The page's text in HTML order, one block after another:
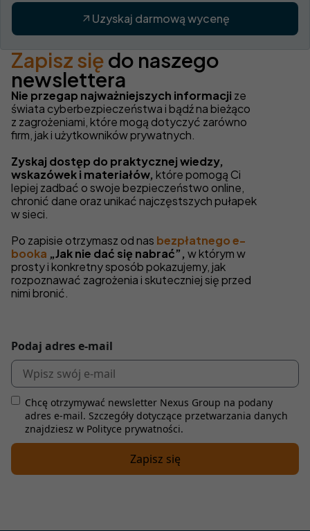
Uzyskaj darmową wycenę
Zapisz siędo naszego
newslettera
Nie przegap najważniejszych informacji ze
świata cyberbezpieczeństwa i bądź na bieżąco
z zagrożeniami, które mogą dotyczyć zarówno
firm, jak i użytkowników prywatnych.
Zyskaj dostęp do praktycznej wiedzy,
wskazówek i materiałów, które pomogą Ci
lepiej zadbać o swoje bezpieczeństwo online,
chronić dane oraz unikać najczęstszych pułapek
w sieci.
Po zapisie otrzymasz od nas bezpłatnego e-
booka „Jak nie dać się nabrać”, w którym w
prosty i konkretny sposób pokazujemy, jak
rozpoznawać zagrożenia i skuteczniej się przed
nimi bronić.
Podaj adres e-mail
Chcę otrzymywać newsletter Nexus Group na podany
adres e-mail. Szczegóły dotyczące przetwarzania danych
znajdziesz w Polityce prywatności.